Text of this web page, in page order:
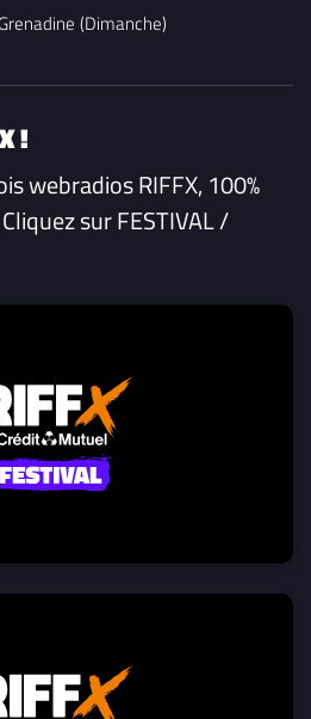
(Dimanche)
!
webradios RIFFX, 100%
sur FESTIVAL /